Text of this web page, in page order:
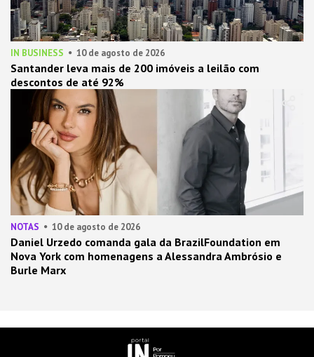
IN BUSINESS 10 de agosto de 2026
Santander leva mais de 200 imóveis a leilão com
descontos de até 92%
NOTAS 10 de agosto de 2026
Daniel Urzedo comanda gala da BrazilFoundation em
Nova York com homenagens a Alessandra Ambrósio e
Burle Marx